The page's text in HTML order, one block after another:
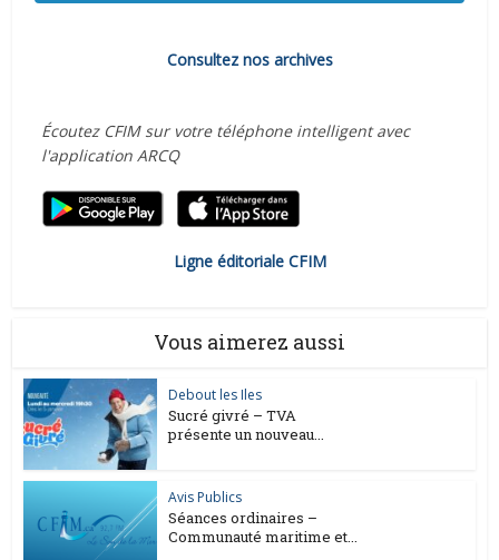
Consultez nos archives
Écoutez CFIM sur votre téléphone intelligent avec
l'application ARCQ
Ligne éditoriale CFIM
Vous aimerez aussi
Debout les Iles
Sucré givré – TVA
présente un nouveau...
Avis Publics
Séances ordinaires –
Communauté maritime et...